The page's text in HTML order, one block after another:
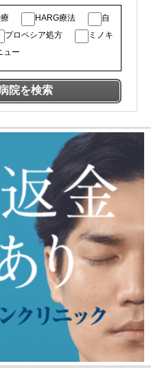
HARG療法
自
プロペシア処方
ミノキ
ュー